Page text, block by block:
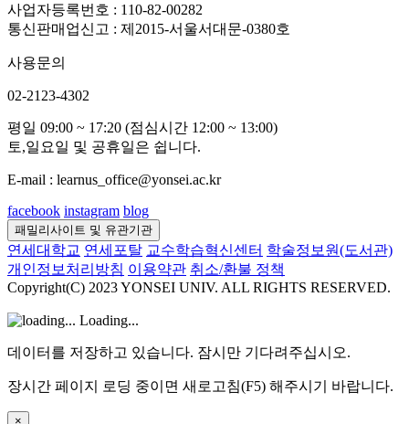
사업자등록번호 : 110-82-00282
통신판매업신고 : 제2015-서울서대문-0380호
사용문의
02-2123-4302
평일 09:00 ~ 17:20 (점심시간 12:00 ~ 13:00)
토,일요일 및 공휴일은 쉽니다.
E-mail : learnus_office@yonsei.ac.kr
facebook instagram blog
패밀리사이트 및 유관기관
연세대학교 연세포탈 교수학습혁신센터 학술정보원(도서관)
개인정보처리방침 이용약관 취소/환불 정책
Copyright(C) 2023 YONSEI UNIV. ALL RIGHTS RESERVED.
Loading...
데이터를 저장하고 있습니다. 잠시만 기다려주십시오.
장시간 페이지 로딩 중이면 새로고침(F5) 해주시기 바랍니다.
×